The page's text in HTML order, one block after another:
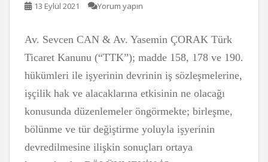
13 Eylül 2021 Yorum yapın
Av. Sevcen CAN & Av. Yasemin ÇORAK Türk
Ticaret Kanunu (“TTK”); madde 158, 178 ve 190.
hükümleri ile işyerinin devrinin iş sözleşmelerine,
işçilik hak ve alacaklarına etkisinin ne olacağı
konusunda düzenlemeler öngörmekte; birleşme,
bölünme ve tür değiştirme yoluyla işyerinin
devredilmesine ilişkin sonuçları ortaya